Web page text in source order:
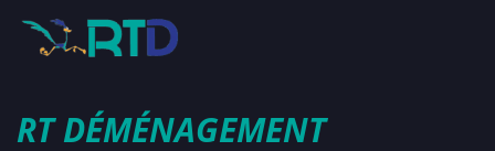
RT DÉMÉNAGEMENT